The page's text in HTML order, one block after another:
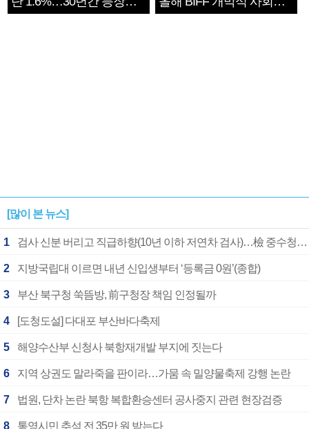
1182개팀 전수조사
확정
[많이 본 뉴스]
1 검사 신분 버리고 직급하향(10년 이하 저연차 검사)…檢 중수청행 기피
2 지방국립대 이르면 내년 신입생부터 ‘등록금 0원’(종합)
3 부산 북구청 쑥뜸방, 前구청장 책임 인정될까
4 [도청도설] 다대포 부산바다축제
5 해양수산부 신청사 북항재개발 부지에 짓는다
6 지역 상권도 말라죽을 판이라…가뭄 속 밀양물축제 강행 논란
7 법원, 단차 논란 북항 복합환승센터 공사중지 관련 현장검증
8 통영시민 추석 전 35만 원 받는다